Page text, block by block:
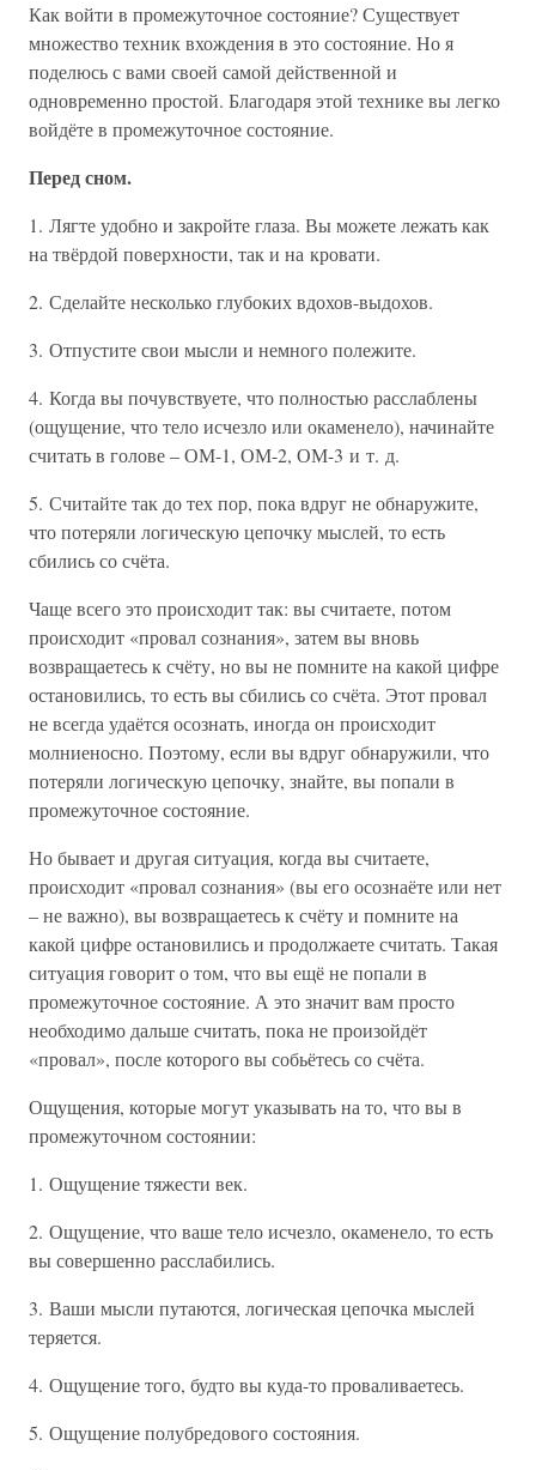
Как войти в промежуточное состояние? Существует
множество техник вхождения в это состояние. Но я
поделюсь с вами своей самой действенной и
одновременно простой. Благодаря этой технике вы легко
войдёте в промежуточное состояние.
Перед сном.
1. Лягте удобно и закройте глаза. Вы можете лежать как
на твёрдой поверхности, так и на кровати.
2. Сделайте несколько глубоких вдохов-выдохов.
3. Отпустите свои мысли и немного полежите.
4. Когда вы почувствуете, что полностью расслаблены
(ощущение, что тело исчезло или окаменело), начинайте
считать в голове – ОМ-1, ОМ-2, ОМ-3 и т. д.
5. Считайте так до тех пор, пока вдруг не обнаружите,
что потеряли логическую цепочку мыслей, то есть
сбились со счёта.
Чаще всего это происходит так: вы считаете, потом
происходит «провал сознания», затем вы вновь
возвращаетесь к счёту, но вы не помните на какой цифре
остановились, то есть вы сбились со счёта. Этот провал
не всегда удаётся осознать, иногда он происходит
молниеносно. Поэтому, если вы вдруг обнаружили, что
потеряли логическую цепочку, знайте, вы попали в
промежуточное состояние.
Но бывает и другая ситуация, когда вы считаете,
происходит «провал сознания» (вы его осознаёте или нет
– не важно), вы возвращаетесь к счёту и помните на
какой цифре остановились и продолжаете считать. Такая
ситуация говорит о том, что вы ещё не попали в
промежуточное состояние. А это значит вам просто
необходимо дальше считать, пока не произойдёт
«провал», после которого вы собьётесь со счёта.
Ощущения, которые могут указывать на то, что вы в
промежуточном состоянии:
1. Ощущение тяжести век.
2. Ощущение, что ваше тело исчезло, окаменело, то есть
вы совершенно расслабились.
3. Ваши мысли путаются, логическая цепочка мыслей
теряется.
4. Ощущение того, будто вы куда-то проваливаетесь.
5. Ощущение полубредового состояния.